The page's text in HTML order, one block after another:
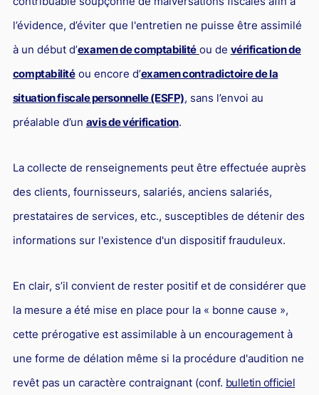
l’évidence, d’éviter que l'entretien ne puisse être assimilé
à un début d’examen de comptabilité ou de vérification de
comptabilitéou encore d’examen contradictoire de la
situation fiscale personnelle (ESFP), sans l’envoi au
préalable d’un avis de vérification.
La collecte de renseignements peut être effectuée auprès
des clients, fournisseurs, salariés, anciens salariés,
prestataires de services, etc., susceptibles de détenir des
informations sur l'existence d'un dispositif frauduleux.
En clair, s’il convient de rester positif et de considérer que
la mesure a été mise en place pour la « bonne cause »,
cette prérogative est assimilable à un encouragement à
une forme de délation même si la procédure d'audition ne
revêt pas un caractère contraignant (conf. bulletin officiel